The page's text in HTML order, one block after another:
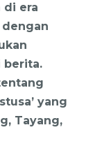
di era
berita.
yang
Tayang,